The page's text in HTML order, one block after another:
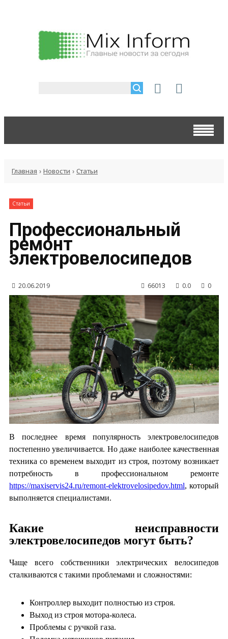
Главная › Новости › Статьи
Статьи
Профессиональный
ремонт
электровелосипедов
20.06.2019 66013 0.0 0
В последнее время популярность электровелосипедов
постепенно увеличивается. Но даже наиболее качественная
техника со временем выходит из строя, поэтому возникает
потребность в профессиональном ремонте
https://maxiservis24.ru/remont-elektrovelosipedov.html, который
выполняется специалистами.
Какие неисправности
электровелосипедов могут быть?
Чаще всего собственники электрических велосипедов
сталкиваются с такими проблемами и сложностями:
Контроллер выходит полностью из строя.
Выход из строя мотора-колеса.
Проблемы с ручкой газа.